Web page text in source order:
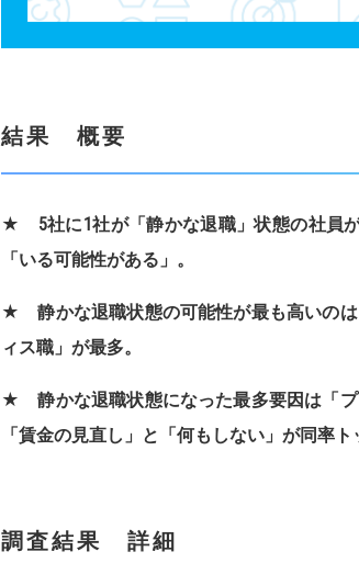
結果 概要
★ 5社に1社が「静かな退職」状態の社員
「いる可能性がある」。
★静かな退職状態の可能性が最も高いの
ィス職」が最多。
★静かな退職状態になった最多要因は「
「賃金の見直し」と「何もしない」が同率ト
調査結果 詳細